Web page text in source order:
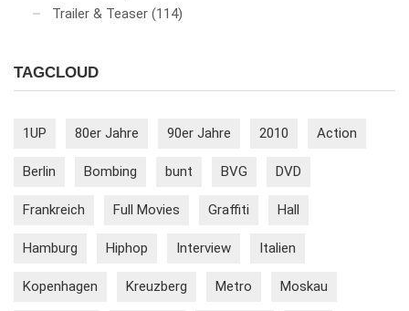
Trailer & Teaser (114)
TAGCLOUD
1UP 80er Jahre 90er Jahre 2010 Action
Berlin Bombing bunt BVG DVD
Frankreich Full Movies Graffiti Hall
Hamburg Hiphop Interview Italien
Kopenhagen Kreuzberg Metro Moskau